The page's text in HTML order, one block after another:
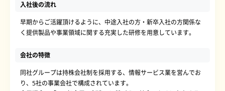
入社後の流れ
早期からご活躍頂けるように、中途入社の方・新卒入社の方関係な
く提供製品や事業領域に関する充実した研修を用意しています。
会社の特徴
同社グループは持株会社制を採用する、情報サービス業を営んでお
り、5社の事業会社で構成されています。